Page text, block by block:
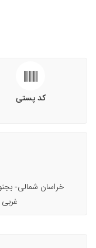
کد پستی
خراسان شمالی-